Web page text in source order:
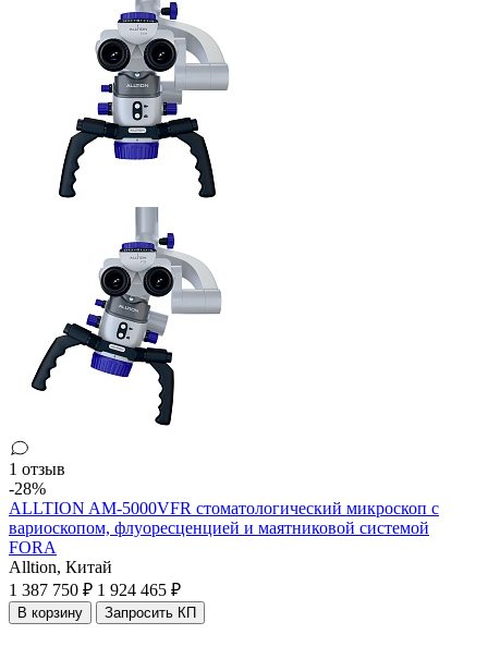
1 отзыв
-28%
ALLTION AM-5000VFR стоматологический микроскоп с
вариоскопом, флуоресценцией и маятниковой системой
FORA
Alltion, Китай
1 387 750 ₽ 1 924 465 ₽
В корзину Запросить КП